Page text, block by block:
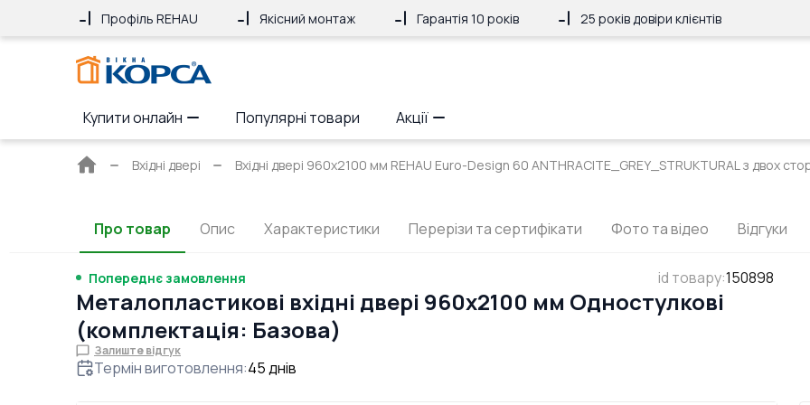
Профіль REHAU Якісний монтаж Гарантія 10 років 25 років довіри клієнтів
Купити онлайн Популярні товари Акції
Головна
Вхідні двері Вхідні двері 960x2100 мм REHAU Euro-Design 60 ANTHRACITE_GREY_STRUKTURAL з двох
Про товар Опис Характеристики Перерізи та сертифікати Фото та відео Відгуки
Попереднє замовлення id товару:150898
Металопластикові вхідні двері 960x2100 мм Одностулкові
(комплектація: Базова)
Залиште відгук
Термін виготовлення:45днів